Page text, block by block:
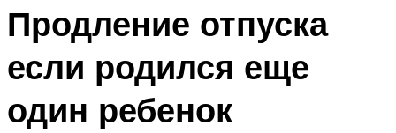
Продление отпуска
если родился еще
один ребенок